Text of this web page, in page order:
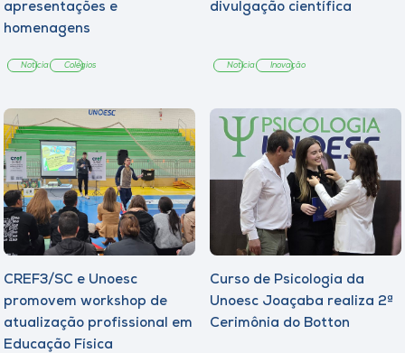
apresentações e
homenagens
Notícia Colégios
divulgação científica
Notícia Inovação
CREF3/SC e Unoesc
promovem workshop de
atualização profissional em
Educação Física
Curso de Psicologia da
Unoesc Joaçaba realiza 2ª
Cerimônia do Botton